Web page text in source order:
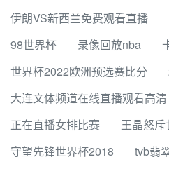
伊朗VS新西兰免费观看直播
98世界杯
录像回放nba
世界杯2022欧洲预选赛比分
大连文体频道在线直播观看高清
正在直播女排比赛
王晶怒
守望先锋世界杯2018
tvb翡